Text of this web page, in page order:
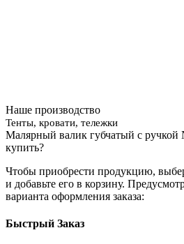
Наше производство
Тенты, кровати, тележки
Малярный валик губчатый с ручкой
купить?
Чтобы приобрести продукцию,
и добавьте его в корзину.
варианта оформления заказа:
Быстрый Заказ